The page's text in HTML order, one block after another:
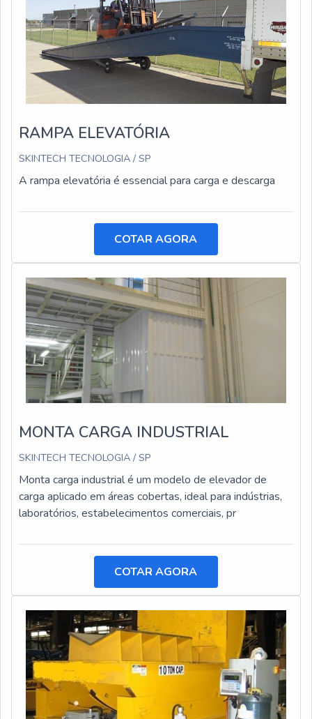
RAMPA ELEVATÓRIA
SKINTECH TECNOLOGIA / SP
A rampa elevatória é essencial para carga e descarga
COTAR AGORA
MONTA CARGA INDUSTRIAL
SKINTECH TECNOLOGIA / SP
Monta carga industrial é um modelo de elevador de
carga aplicado em áreas cobertas, ideal para indústrias,
laboratórios, estabelecimentos comerciais, pr
COTAR AGORA